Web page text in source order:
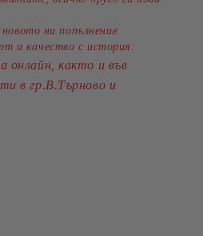
ни попълнение
и качество с история.
онлайн, както и във
в гр.В.Търново и